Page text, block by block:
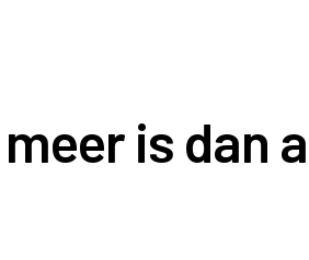
is dan